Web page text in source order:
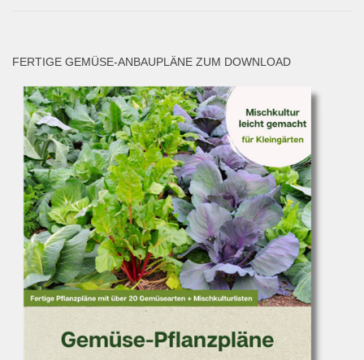
FERTIGE GEMÜSE-ANBAUPLÄNE ZUM DOWNLOAD